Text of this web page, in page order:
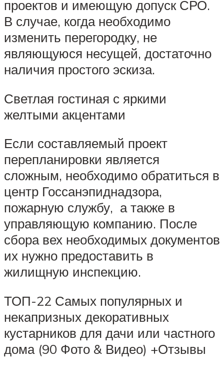
проектов и имеющую допуск СРО.
В случае, когда необходимо
изменить перегородку, не
являющуюся несущей, достаточно
наличия простого эскиза.
Светлая гостиная с яркими
желтыми акцентами
Если составляемый проект
перепланировки является
сложным, необходимо обратиться в
центр Госсанэпиднадзора,
пожарную службу, а также в
управляющую компанию. После
сбора вех необходимых документов
их нужно предоставить в
жилищную инспекцию.
ТОП-22 Самых популярных и
некапризных декоративных
кустарников для дачи или частного
дома (90 Фото & Видео) +Отзывы